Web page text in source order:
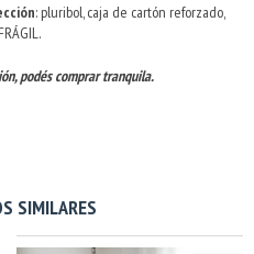
: pluribol, caja de cartón reforzado,
podés comprar tranquila.
SIMILARES